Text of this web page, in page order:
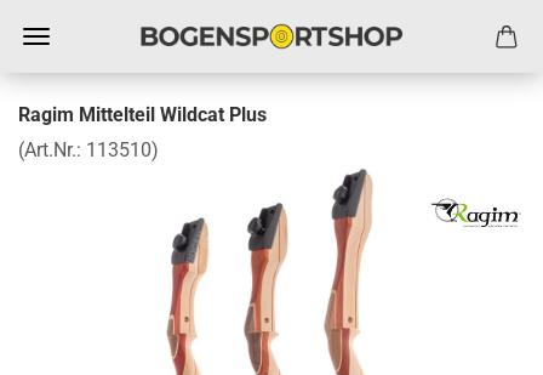
Ragim Mittelteil Wildcat Plus
(Art.Nr.: 113510)